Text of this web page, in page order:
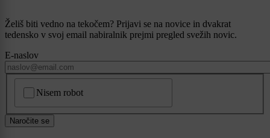
Želiš biti vedno na tekočem? Prijavi se na novice in dvakrat
tedensko v svoj email nabiralnik prejmi pregled svežih novic.
E-naslov
Nisem robot
Naročite se